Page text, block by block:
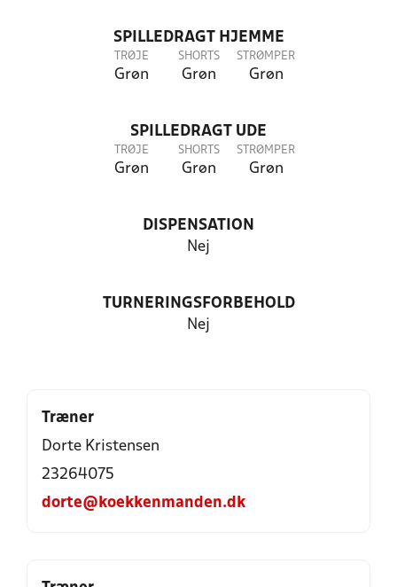
SPILLEDRAGT HJEMME
TRØJE
Grøn
SHORTS
Grøn
STRØMPER
Grøn
SPILLEDRAGT UDE
TRØJE
Grøn
SHORTS
Grøn
STRØMPER
Grøn
DISPENSATION
Nej
TURNERINGSFORBEHOLD
Nej
Træner
Dorte Kristensen
23264075
dorte@koekkenmanden.dk